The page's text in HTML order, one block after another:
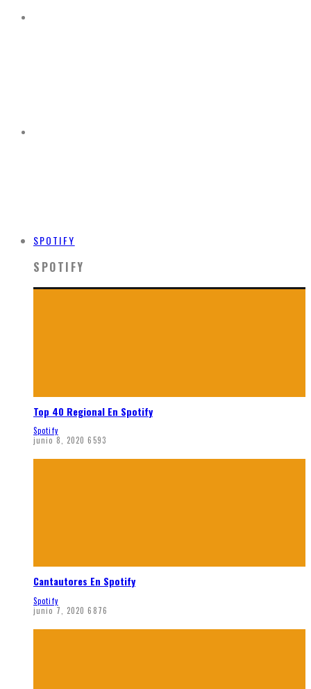
SPOTIFY
SPOTIFY
Top 40 Regional En Spotify
Spotify
junio 8, 2020 6593
Cantautores En Spotify
Spotify
junio 7, 2020 6876